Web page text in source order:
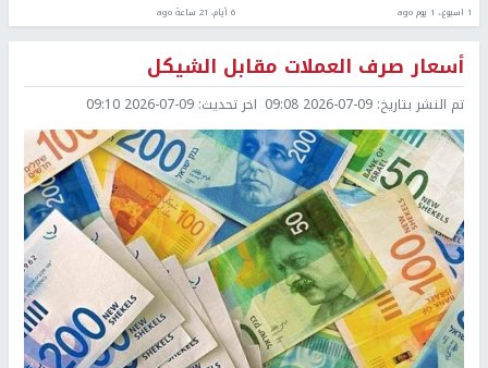
1 اسبوع.، 1 يوم ago 6 أيام، 21 ساعة ago
أسعار صرف العملات مقابل الشيكل
تم النشر بتاريخ: 2026-07-09 09:08 اخر تحديث: 2026-07-09 09:10